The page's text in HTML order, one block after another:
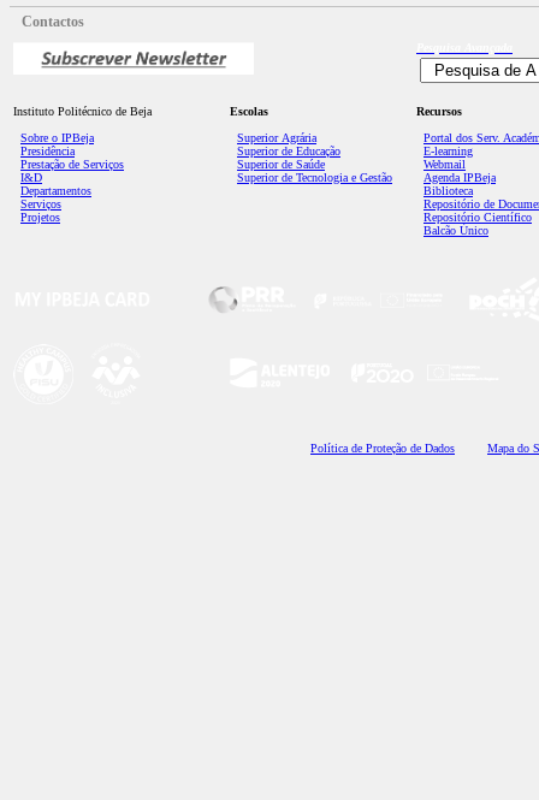
Contactos
Instituto Politécnico de Beja
Sobre o IPBeja
Presidência
Prestação de Serviços
I&D
Departamentos
Serviços
Projetos
Escolas
Superior Agrária
Superior de Educação
Superior de Saúde
Superior de Tecnologia e Gestão
Recursos
Portal dos Serv.
E-learning
Webmail
Agenda IPBeja
Biblioteca
Repositório de
Repositório Científico
Balcão Único
Política de Proteção de Dados Mapa do